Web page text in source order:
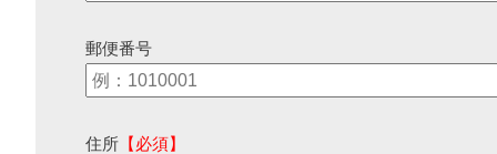
郵便番号
住所 【必須】